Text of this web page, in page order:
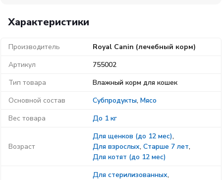
Характеристики
Производитель
Royal Canin (лечебный корм)
Артикул
755002
Тип товара
Влажный корм для кошек
Основной состав
Субпродукты, Мясо
Вес товара
До 1 кг
Возраст
Для щенков (до 12 мес),
Для взрослых, Старше 7 лет,
Для котят (до 12 мес)
Для стерилизованных,